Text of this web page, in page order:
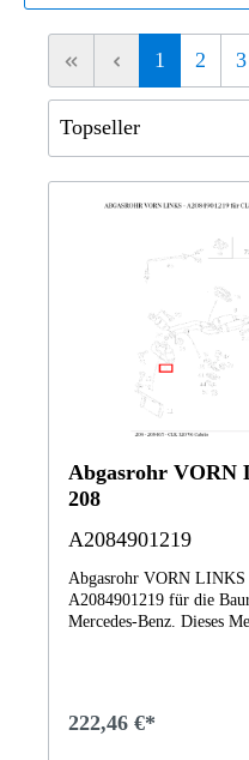
1 2 3
Abgasrohr VORN
208
A2084901219
Abgasrohr VORN
A2084901219 für die
Mercedes-Benz. Dieses Mercedes-Benz Originalteil ist dem
Teil ersetzt die Teilenummer
222,46 €*